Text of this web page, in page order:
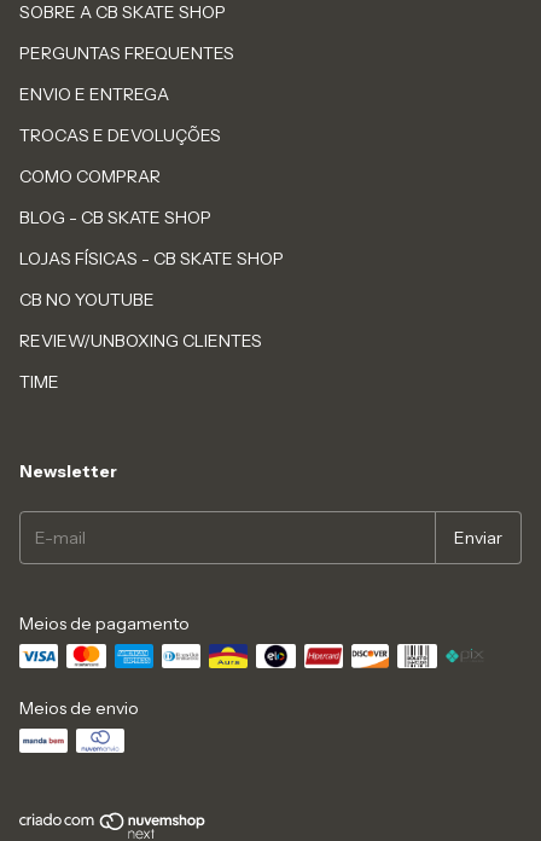
SOBRE A CB SKATE SHOP
PERGUNTAS FREQUENTES
ENVIO E ENTREGA
TROCAS E DEVOLUÇÕES
COMO COMPRAR
BLOG - CB SKATE SHOP
LOJAS FÍSICAS - CB SKATE SHOP
CB NO YOUTUBE
REVIEW/UNBOXING CLIENTES
TIME
Newsletter
Meios de pagamento
Meios de envio